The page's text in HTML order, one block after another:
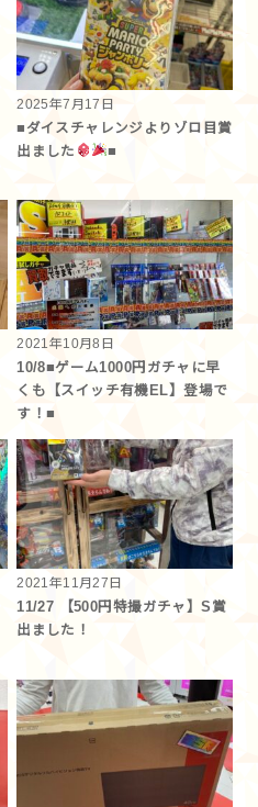
2025年7月17日
■ダイスチャレンジよりゾロ目賞
出ました
■
2021年10月8日
10/8■ゲーム1000円ガチャに早
くも【スイッチ有機EL】登場で
す！■
2021年11月27日
11/27 【500円特撮ガチャ】S賞
出ました！